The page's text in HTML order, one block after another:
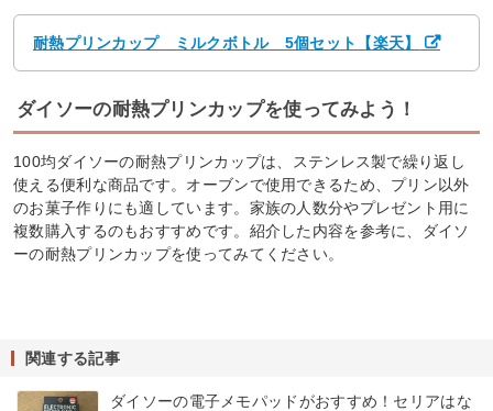
耐熱プリンカップ ミルクボトル 5個セット【楽天】
ダイソーの耐熱プリンカップを使ってみよう！
100均ダイソーの耐熱プリンカップは、ステンレス製で繰り返し
使える便利な商品です。オーブンで使用できるため、プリン以外
のお菓子作りにも適しています。家族の人数分やプレゼント用に
複数購入するのもおすすめです。紹介した内容を参考に、ダイソ
ーの耐熱プリンカップを使ってみてください。
関連する記事
ダイソーの電子メモパッドがおすすめ！セリアはな